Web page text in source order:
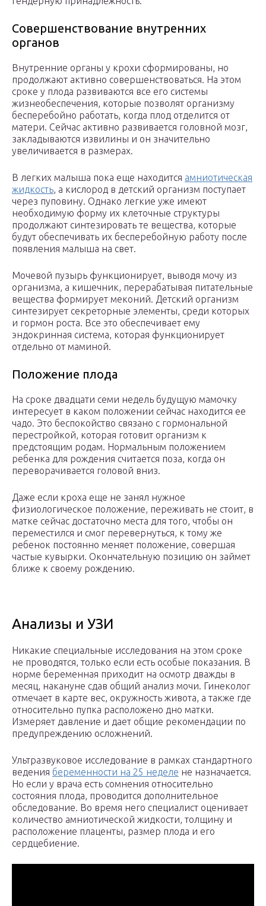
Совершенствование внутренних
органов
Внутренние органы у крохи сформированы, но
продолжают активно совершенствоваться. На этом
сроке у плода развиваются все его системы
жизнеобеспечения, которые позволят организму
бесперебойно работать, когда плод отделится от
матери. Сейчас активно развивается головной мозг,
закладываются извилины и он значительно
увеличивается в размерах.
В легких малыша пока еще находится амниотическая
жидкость, а кислород в детский организм поступает
через пуповину. Однако легкие уже имеют
необходимую форму их клеточные структуры
продолжают синтезировать те вещества, которые
будут обеспечивать их бесперебойную работу после
появления малыша на свет.
Мочевой пузырь функционирует, выводя мочу из
организма, а кишечник, перерабатывая питательные
вещества формирует меконий. Детский организм
синтезирует секреторные элементы, среди которых
и гормон роста. Все это обеспечивает ему
эндокринная система, которая функционирует
отдельно от маминой.
Положение плода
На сроке двадцати семи недель будущую мамочку
интересует в каком положении сейчас находится ее
чадо. Это беспокойство связано с гормональной
перестройкой, которая готовит организм к
предстоящим родам. Нормальным положением
ребенка для рождения считается поза, когда он
переворачивается головой вниз.
Даже если кроха еще не занял нужное
физиологическое положение, переживать не стоит, в
матке сейчас достаточно места для того, чтобы он
переместился и смог перевернуться, к тому же
ребенок постоянно меняет положение, совершая
частые кувырки. Окончательную позицию он займет
ближе к своему рождению.
Анализы и УЗИ
Никакие специальные исследования на этом сроке
не проводятся, только если есть особые показания. В
норме беременная приходит на осмотр дважды в
месяц, накануне сдав общий анализ мочи. Гинеколог
отмечает в карте вес, окружность живота, а также где
относительно пупка расположено дно матки.
Измеряет давление и дает общие рекомендации по
предупреждению осложнений.
Ультразвуковое исследование в рамках стандартного
ведения беременности на 25 неделе не назначается.
Но если у врача есть сомнения относительно
состояния плода, проводится дополнительное
обследование. Во время него специалист оценивает
количество амниотической жидкости, толщину и
расположение плаценты, размер плода и его
сердцебиение.